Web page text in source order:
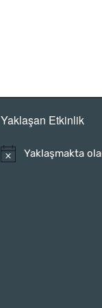
Yaklaşan Etkinlik
Yaklaşmakta